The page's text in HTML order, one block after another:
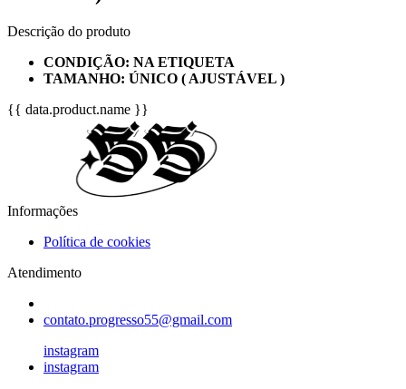
Descrição do produto
CONDIÇÃO: NA ETIQUETA
TAMANHO: ÚNICO ( AJUSTÁVEL )
{{ data.product.name }}
Informações
Política de cookies
Atendimento
contato.progresso55@gmail.com
instagram
instagram